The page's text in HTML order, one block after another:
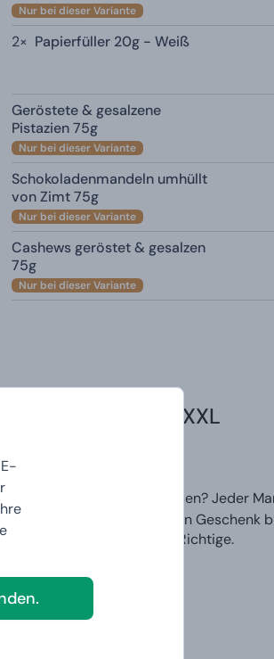
Nur bei dieser Variante
2× Papierfüller 20g - Weiß
Geröstete & gesalzene
Pistazien 75g
Nur bei dieser Variante
Schokoladenmandeln umhüllt
von Zimt 75g
Nur bei dieser Variante
Cashews geröstet & gesalzen
75g
Nur bei dieser Variante
Köstlichkeiten XXL
Essen
zu schätzen wissen? Jeder
nach einem originellen Geschenk
dann ist dies genau das Richtige.